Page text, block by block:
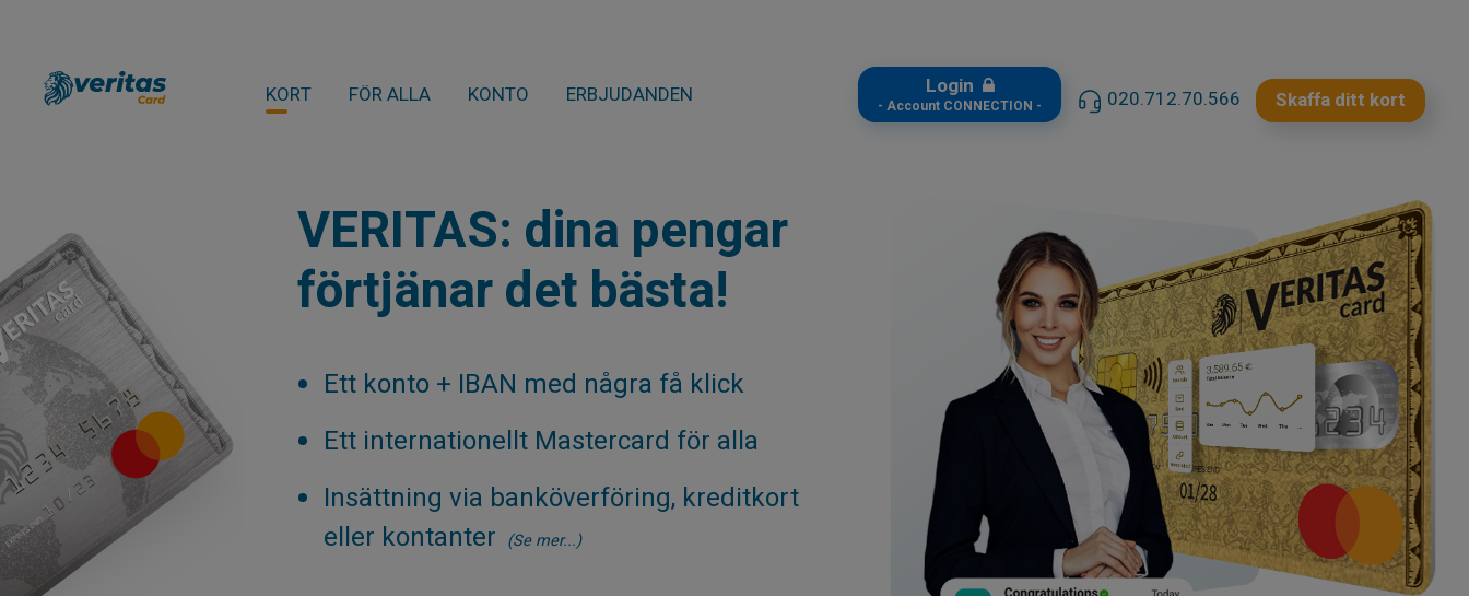
KORT FÖR ALLA KONTO ERBJUDANDEN Login
- Account CONNECTION - 020.712.70.566 Skaffa ditt kort
VERITAS: dina pengar
förtjänar det bästa!
Ett konto + IBAN med några få klick
Ett internationellt Mastercard för alla
Insättning via banköverföring, kreditkort
eller kontanter (Se mer...)